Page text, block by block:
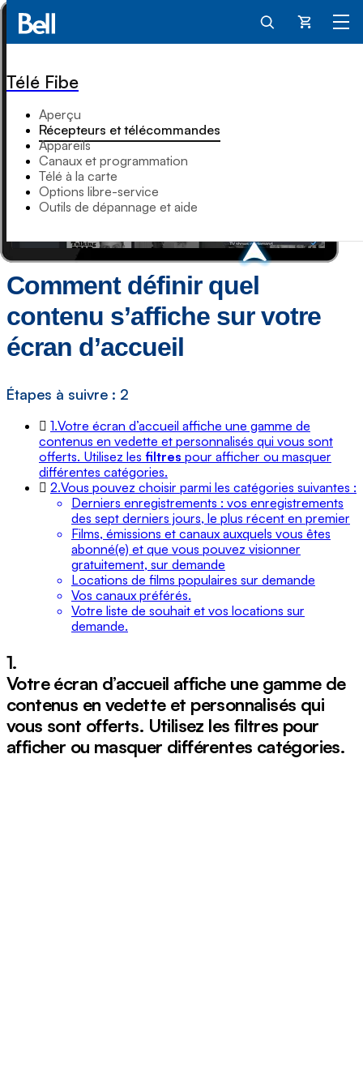
Panier
Télé Fibe
Aperçu
Récepteurs et télécommandes
Appareils
Canaux et programmation
Télé à la carte
Options libre-service
Outils de dépannage et aide
Comment définir quel
contenu s’affiche sur votre
écran d’accueil
Étapes à suivre : 2
1.Votre écran d’accueil affiche une gamme de
contenus en vedette et personnalisés qui vous sont
offerts. Utilisez les filtres pour afficher ou masquer
différentes catégories.
2.Vous pouvez choisir parmi les catégories suivantes :
Derniers enregistrements : vos enregistrements
des sept derniers jours, le plus récent en premier
Films, émissions et canaux auxquels vous êtes
abonné(e) et que vous pouvez visionner
gratuitement, sur demande
Locations de films populaires sur demande
Vos canaux préférés.
Votre liste de souhait et vos locations sur
demande.
1.
Votre écran d’accueil affiche une gamme de
contenus en vedette et personnalisés qui
vous sont offerts. Utilisez les filtres pour
afficher ou masquer différentes catégories.